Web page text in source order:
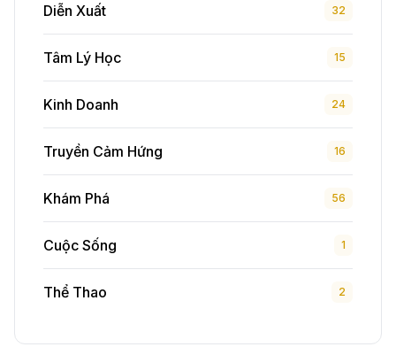
Diễn Xuất 32
Tâm Lý Học 15
Kinh Doanh 24
Truyền Cảm Hứng 16
Khám Phá 56
Cuộc Sống 1
Thể Thao 2